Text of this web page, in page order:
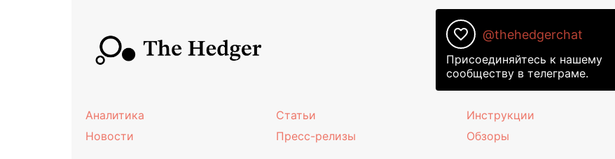
favorite_border @thehedgerchat
Присоединяйтесь к нашему
сообществу в телеграме.
Аналитика
Новости
Статьи
Пресс-релизы
Инструкции
Обзоры